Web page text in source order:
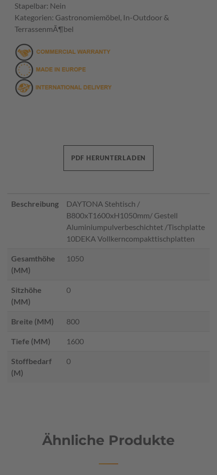
Stapelbar: Nein
Kategorien: Gastronomiemöbel, In-Outdoor &
TerrassenmÃ¶bel
PDF HERUNTERLADEN
Beschreibung
DAYTONA Stehtisch /
B800xT1600xH1050mm/ Gestell
Aluminiumpulverbeschichtet /Tischplatte
10DEKA Vollkerncompakttischplatten
Gesamthöhe
(MM)
1050
Sitzhöhe
(MM)
0
Breite (MM) 800
Tiefe (MM) 1600
Stoffbedarf
(M)
0
Ähnliche Produkte